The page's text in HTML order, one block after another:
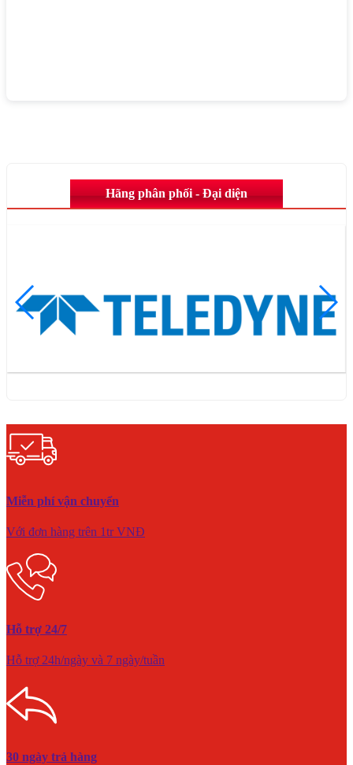
Hãng phân phối - Đại diện
Miễn phí vận chuyển
Với đơn hàng trên 1tr VNĐ
Hỗ trợ 24/7
Hỗ trợ 24h/ngày và 7 ngày/tuần
30 ngày trả hàng